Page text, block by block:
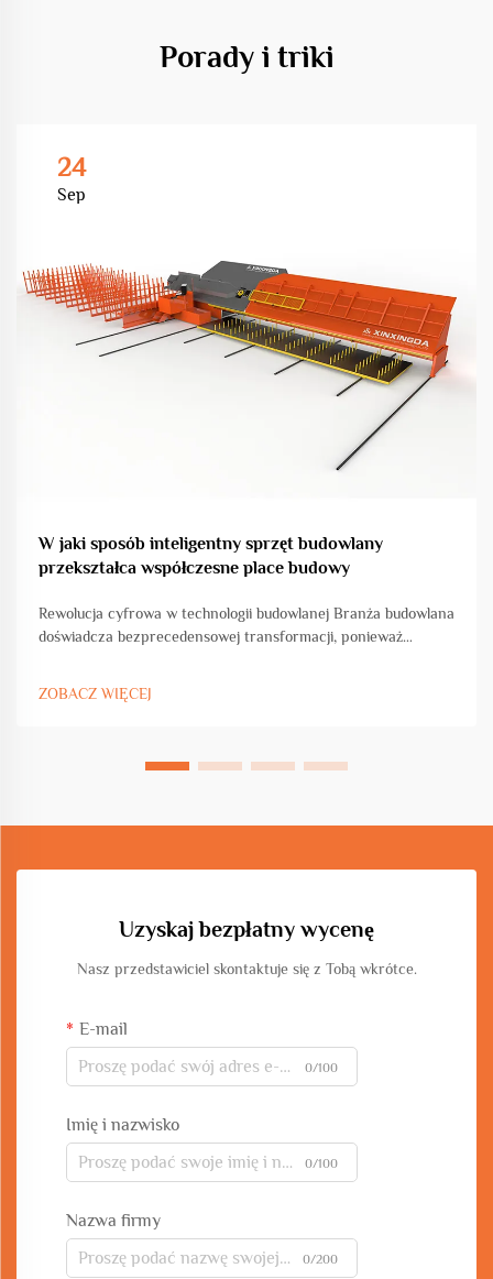
Porady i triki
24
Sep
W jaki sposób inteligentny sprzęt budowlany
przekształca współczesne place budowy
Rewolucja cyfrowa w technologii budowlanej Branża budowlana
doświadcza bezprecedensowej transformacji, ponieważ
ZOBACZ WIĘCEJ
Uzyskaj bezpłatny wycenę
Nasz przedstawiciel skontaktuje się z Tobą wkrótce.
E-mail
0/100
Imię i nazwisko
0/100
Nazwa firmy
0/200